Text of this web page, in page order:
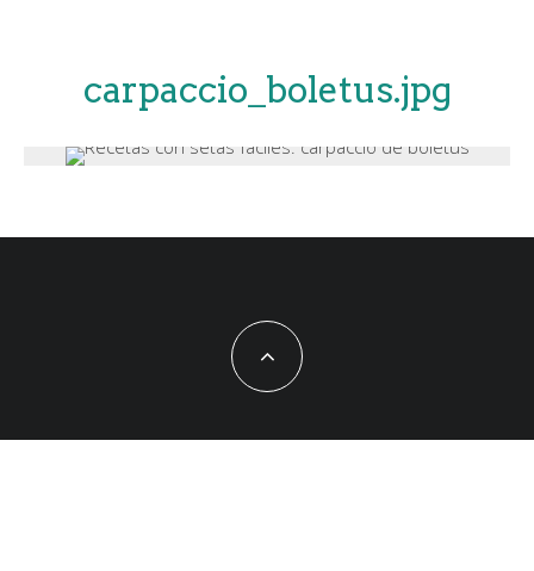
carpaccio_boletus.jpg